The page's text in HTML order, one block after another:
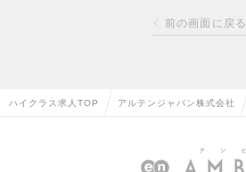
前の画面に戻る
ハイクラス求人TOP アルテンジャパン株式会社